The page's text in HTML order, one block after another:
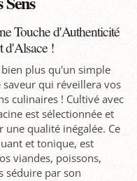
Touche d'Authenticité
d'Alsace !
plus qu'un simple
qui réveillera vos
culinaires ! Cultivé avec
est sélectionnée et
qualité inégalée. Ce
et tonique, est
viandes, poissons,
séduire par son